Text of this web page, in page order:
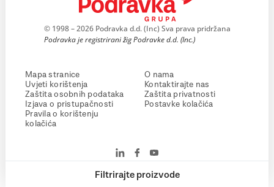
Filtrirajte proizvode
© 1998 – 2026 Podravka d.d. (Inc) Sva prava pridržana
Podravka je registrirani žig Podravke d.d. (Inc.)
Mapa stranice
Uvjeti korištenja
Zaštita osobnih podataka
Izjava o pristupačnosti
Pravila o korištenju
kolačića
O nama
Kontaktirajte nas
Zaštita privatnosti
Postavke kolačića